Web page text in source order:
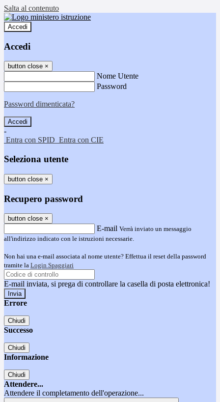
Salta al contenuto
Accedi
Accedi
button close ×
Nome Utente
Password
Password dimenticata?
-
Entra con SPID Entra con CIE
Seleziona utente
button close ×
Recupero password
button close ×
E-mail Verrà inviato un messaggio
all'indirizzo indicato con le istruzioni necessarie.
Non hai una e-mail associata al nome utente? Effettua il reset della password
tramite la Login Spaggiari
E-mail inviata, si prega di controllare la casella di posta elettronica!
Errore
Chiudi
Successo
Chiudi
Informazione
Chiudi
Attendere...
Attendere il completamento dell'operazione...